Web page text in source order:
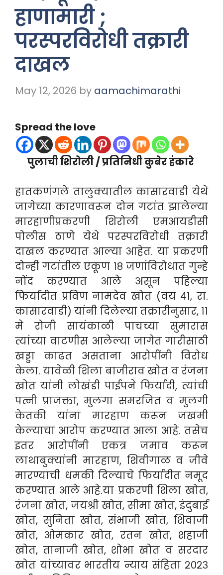
हाणामारी ;
परस्परविरोधी तक्रारी
दाखल
May 12, 2026 by aamachimarathi
Spread the love
पुलाची शिरोली / प्रतिनिधी कुबेर हंकारे
हातकणंगले तालुक्यातील कासारवाडी येथे
जागेच्या कारणावरून दोन गटांत झालेल्या
मारहाणीप्रकरणी शिरोली एमआयडीसी
पोलीस ठाणे येथे परस्परविरोधी तक्रारी
दाखल करण्यात आल्या आहेत. या प्रकरणी
दोन्ही गटांतील एकूण १८ जणांविरोधात गुन्हे
नोंद करण्यात आले असून पहिल्या
फिर्यादीत प्रविण नामदेव खोत (वय ४१, रा.
कासारवाडी) यांनी दिलेल्या तक्रारीनुसार, ११
मे रोजी सायंकाळी पाचच्या सुमारास
त्यांच्या वाटणीस आलेल्या जागेत गारीसाठी
खड्डा काढत असताना आरोपींनी विरोध
केला. यावेळी शिला बाजीराव खोत व रंजना
खोत यांनी लोखंडी पाईपने फिर्यादी, त्यांची
पत्नी प्राजक्ता, मुलगा समरजित व मुलगी
केतकी यांना मारहाण करून जखमी
केल्याचा आरोप करण्यात आला आहे. तसेच
इतर आरोपींनी एकत्र जमाव करून
लाथाबुक्यांनी मारहाण, शिवीगाळ व जीवे
मारण्याची धमकी दिल्याचे फिर्यादीत नमूद
करण्यात आले आहे.या प्रकरणी शिला खोत,
रंजना खोत, जयश्री खोत, सीमा खोत, इंदुबाई
खोत, सुनिता खोत, संभाजी खोत, शिवाजी
खोत, ओमकार खोत, रतन खोत, शहाजी
खोत, तानाजी खोत, शोभा खोत व सरदार
खोत यांच्यावर भारतीय न्याय संहिता २०२३